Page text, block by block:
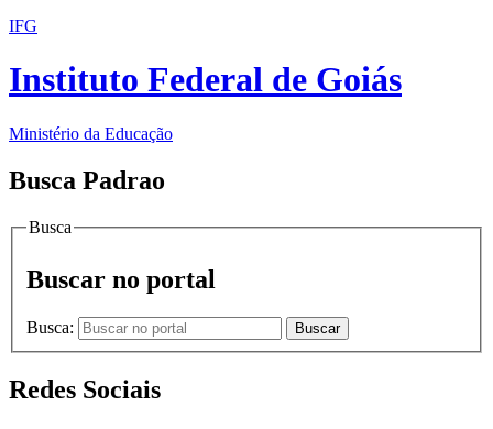
IFG
Instituto Federal de Goiás
Ministério da Educação
Busca Padrao
Busca
Buscar no portal
Busca: Buscar
Redes Sociais